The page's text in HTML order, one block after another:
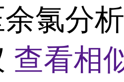
氯分
查看相